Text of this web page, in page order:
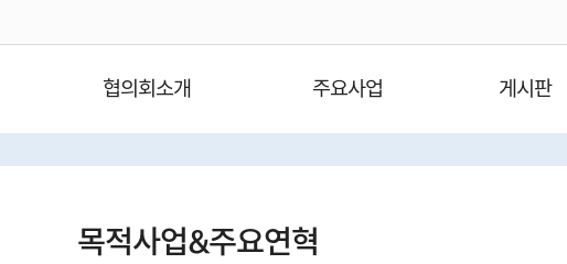
협의회소개 주요사업 게시판
목적사업&주요연혁